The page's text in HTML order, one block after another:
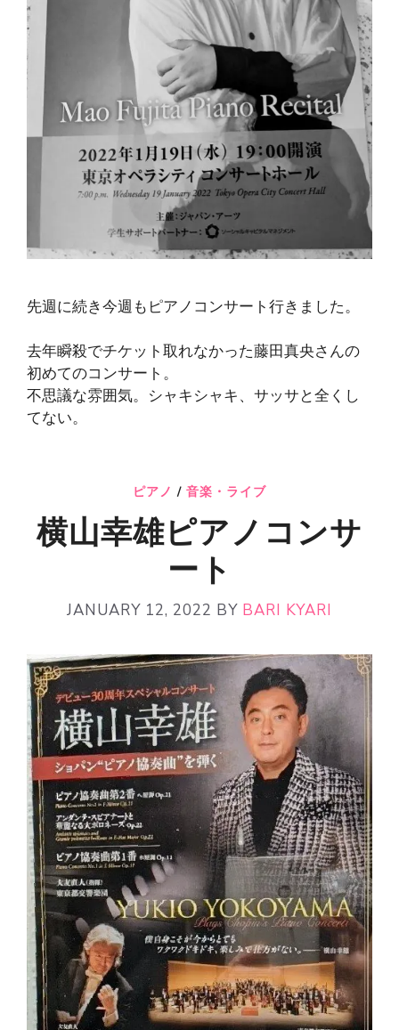
先週に続き今週もピアノコンサート行きました。
去年瞬殺でチケット取れなかった藤田真央さんの
初めてのコンサート。
不思議な雰囲気。シャキシャキ、サッサと全くし
てない。
ピアノ / 音楽・ライブ
横山幸雄ピアノコンサ
ート
JANUARY 12, 2022 BY BARI KYARI